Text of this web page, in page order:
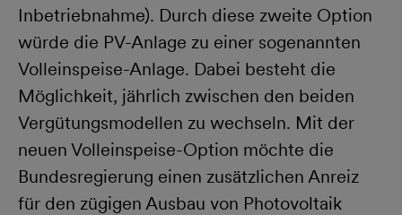
Inbetriebnahme). Durch diese zweite Option
würde die PV-Anlage zu einer sogenannten
Volleinspeise-Anlage. Dabei besteht die
Möglichkeit, jährlich zwischen den beiden
Vergütungsmodellen zu wechseln. Mit der
neuen Volleinspeise-Option möchte die
Bundesregierung einen zusätzlichen Anreiz
für den zügigen Ausbau von Photovoltaik